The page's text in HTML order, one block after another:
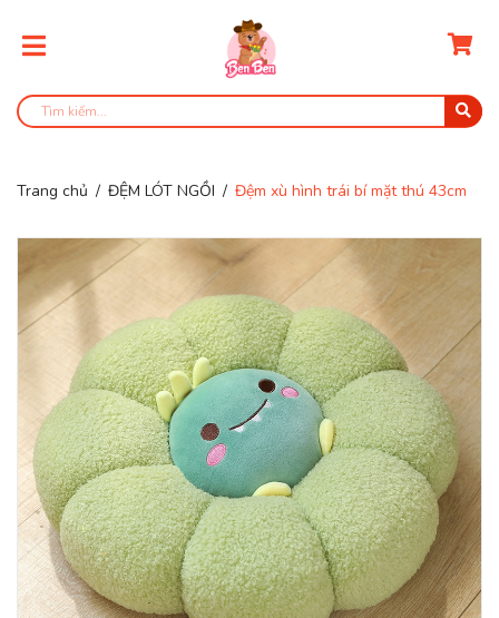
Trang chủ / ĐỆM LÓT NGỒI / Đệm xù hình trái bí mặt thú 43cm